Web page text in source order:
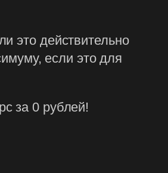
это действительно
если это для
за 0 рублей!